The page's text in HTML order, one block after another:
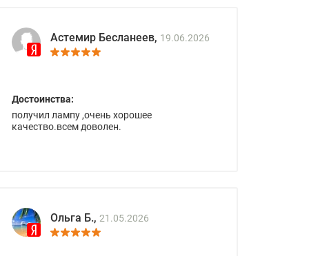
Астемир Бесланеев, 19.06.2026
Достоинства:
получил лампу ,очень хорошее
качество.всем доволен.
Ольга Б., 21.05.2026